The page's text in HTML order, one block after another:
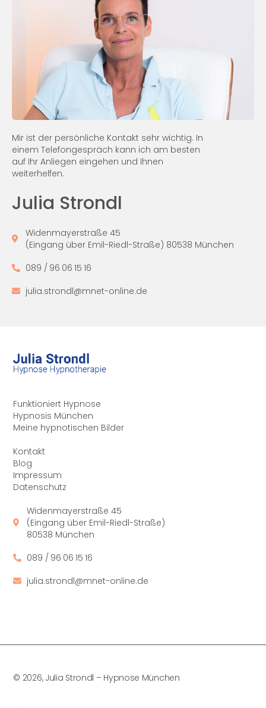
Mir ist der persönliche Kontakt sehr wichtig. In
einem Telefongespräch kann ich am besten
auf Ihr Anliegen eingehen und Ihnen
weiterhelfen.
Julia Strondl
Widenmayerstraße 45
(Eingang über Emil-Riedl-Straße) 80538 München
089 / 96 06 15 16
julia.strondl@mnet-online.de
Funktioniert Hypnose
Hypnosis München
Meine hypnotischen Bilder
Kontakt
Blog
Impressum
Datenschutz
Widenmayerstraße 45
(Eingang über Emil-Riedl-Straße)
80538 München
089 / 96 06 15 16
julia.strondl@mnet-online.de
© 2026, Julia Strondl – Hypnose München